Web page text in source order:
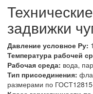
задвижки
Давление условное Ру:
Температура рабочей
Рабочая среда: вода,
Тип присоединения:
размерами по